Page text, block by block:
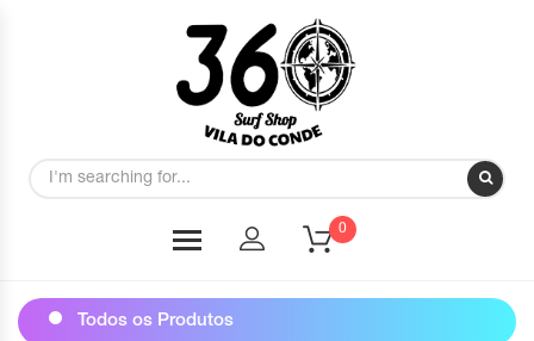
0
Todos os Produtos